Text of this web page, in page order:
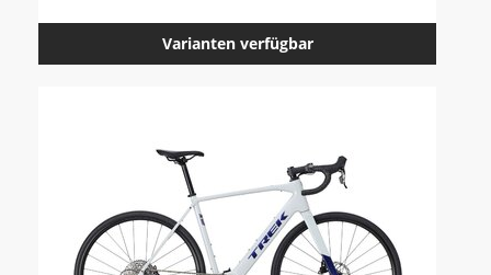
Varianten verfügbar